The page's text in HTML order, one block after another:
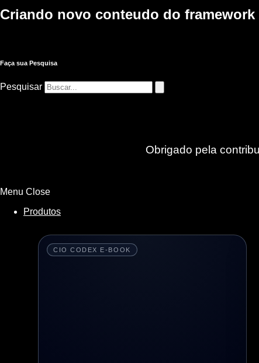
Criando novo conteudo do framework
Faça sua Pesquisa
Pesquisar
Obrigado pela
Menu Close
Produtos
CIO CODEX E-BOOK